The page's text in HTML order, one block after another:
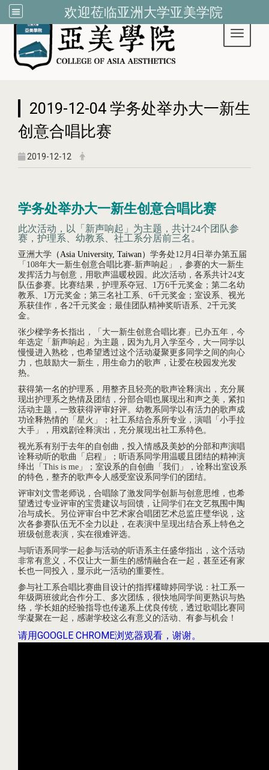
欢迎莅临亚洲大学亚美学院
Toggle
2019-12-04 学务处举办大一新生
创意合唱比赛
2019-12-12
学务处举办大一新生创意合唱比赛
此次活动，以「新声响起」为主题，共计24个团队参
赛，护理系、幼教系、社工系分居前三名。
亚洲大学 （Asia University, Taiwan） 学务处12月 4 日举办第五届
「 108年大一新生创意合唱比赛-新声响起」，参赛的大一新生
发挥活力与创意，用歌声温暖校园。此次活动，各系共计24支
队伍参赛。比赛结果，护理系夺冠、 1万6千元奖金；第二名幼
教系、 1万元奖金；第三名社工系、 6千元奖金；室设系、视光
系获佳作，各2千元奖金；最佳团队精神奖听语系、 2千元奖
金。
张少樑学务长指出，「大一新生创意合唱比赛」已办五年，今
年选定「新声响起」为主题，因为九月入学至今，大一同学以
慢慢进入熟稔，也希望透过这个活动凝聚更多同学之间的向心
力，也鼓励大一新生，用生命力的歌声，让爱在校园发光发
热。
获得第一名的护理系，用整齐且轻亮的歌声诠释演出，充分展
现出护理系之热情及团结，分部合唱也展现出和声之美，紧扣
活动主题，一致获得评审好评。幼教系同学以有活力的歌声成
功诠释热情的「星火」；社工系结合系所专业，演唱「小手拉
大手」，用戏剧诠释演出，充分展现出社工系特色。
视光系有别于去年的自创曲，投入情感及美妙的分部和声演唱
诠释动听的歌曲「启程」；听语系同学用温暖且团结的精神演
绎出「 This is me 」；室设系的自创曲「我们」，诠释出室设系
的特色，整齐的歌声令人感受室设系同学们的团结。
评审刘文雪老师说，合唱除了激发同学创新与创意思维，也希
望透过专业评审的宝贵建议与回馈，让同学们在文艺氛围中陶
冶与成长。另位评审台中艺术家合唱团艺术总监庄璧华说，这
次各参赛队伍无不全力以赴，在表演中呈现出结合系上特色之
班级创意表演，实在很难评选。
与听语系同学一起参与活动的听语系主任盛华指出，这个活动
非常有意义，不仅让大一新生的感情融合在一起，甚至还有家
长也一同投入，显示此一活动的重要性。
参与社工系合唱比赛曲目设计的指挥欉暐婷同学说：社工系一
年级两班彼此合作分工、多次团练，很快地同学间更熟识与热
络，学长姐的经验指导也传递系上优良传统，透过歌唱比赛同
学凝聚在一起，感谢学校这么有意义的活动、有参与机会！
请用GOOGLE CHROME浏览器观看，谢谢。